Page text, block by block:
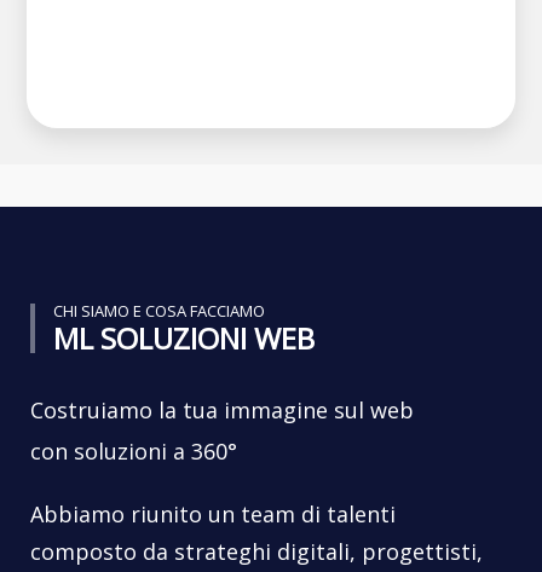
CHI SIAMO E COSA FACCIAMO
ML SOLUZIONI WEB
Costruiamo la tua immagine sul web
con soluzioni a 360°
Abbiamo riunito un team di talenti
composto da strateghi digitali, progettisti,